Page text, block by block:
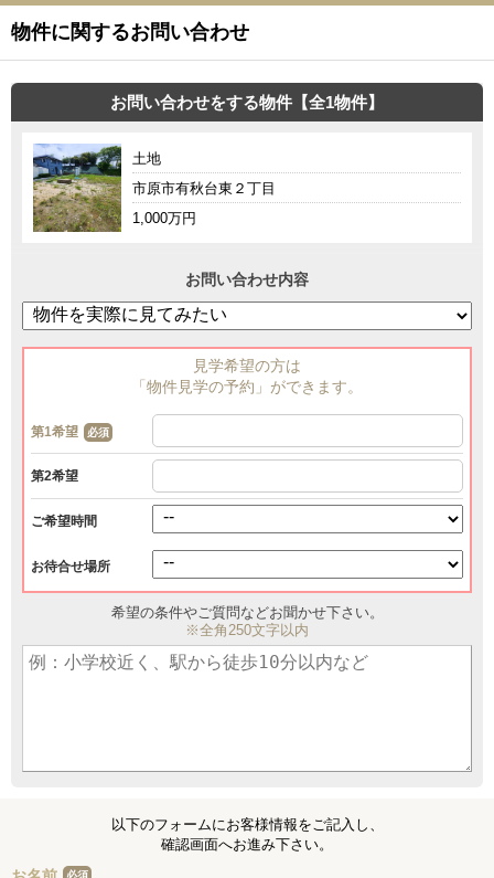
物件に関するお問い合わせ
お問い合わせをする物件【全1物件】
土地
市原市有秋台東２丁目
1,000万円
お問い合わせ内容
見学希望の方は
「物件見学の予約」ができます。
第1希望 必須
第2希望
ご希望時間
お待合せ場所
希望の条件やご質問などお聞かせ下さい。
※全角250文字以内
以下のフォームにお客様情報をご記入し、
確認画面へお進み下さい。
必須